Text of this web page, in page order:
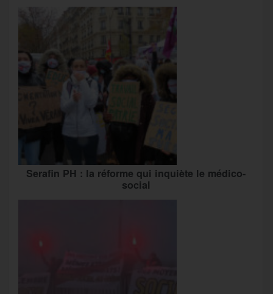
Serafin PH : la réforme qui inquiète le médico-
social